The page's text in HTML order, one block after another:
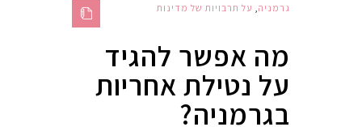
גרמניה על תרבויות של מדינות
מה אפשר להגיד
על נטילת אחריות
בגרמניה?